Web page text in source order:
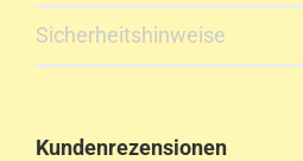
Sicherheitshinweise
Kundenrezensionen